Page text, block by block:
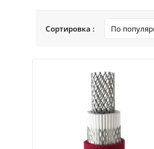
Сортировка :
Быстрый просмотрДобавить к сравнению